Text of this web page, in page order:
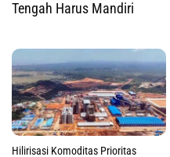
Tengah Harus Mandiri
Hilirisasi Komoditas Prioritas